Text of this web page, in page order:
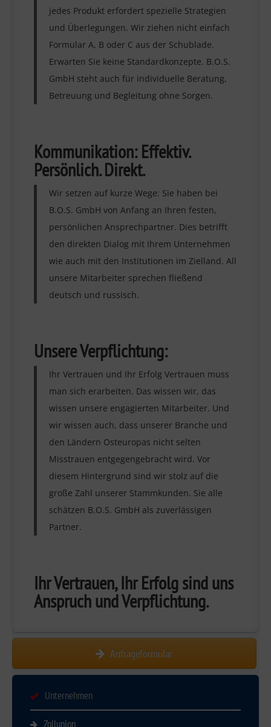
jedes Produkt erfordert spezielle Strategien
und Überlegungen. Wir ziehen nicht einfach
Formular A, B oder C aus der Schublade.
Erwarten Sie keine Standardkonzepte. B.O.S.
GmbH steht auch für individuelle Beratung,
Betreuung und Begleitung ohne Sorgen.
Kommunikation: Effektiv.
Persönlich. Direkt.
Wir setzen auf kurze Wege: Sie haben bei
B.O.S. GmbH von Anfang an Ihren festen,
persönlichen Ansprechpartner. Dies betrifft
den direkten Dialog mit Ihrem Unternehmen
wie auch mit den Institutionen im Zielland. All
unsere Mitarbeiter sprechen fließend
deutsch und russisch.
Unsere Verpflichtung:
Ihr Vertrauen und Ihr Erfolg Vertrauen muss
man sich erarbeiten. Das wissen wir, das
wissen unsere engagierten Mitarbeiter. Und
wir wissen auch, dass unserer Branche und
den Ländern Osteuropas nicht selten
Misstrauen entgegengebracht wird. Vor
diesem Hintergrund sind wir stolz auf die
große Zahl unserer Stammkunden. Sie alle
schätzen B.O.S. GmbH als zuverlässigen
Partner.
Ihr Vertrauen, Ihr Erfolg sind uns
Anspruch und Verpflichtung.
Anfrageformular
Unternehmen
Zollunion